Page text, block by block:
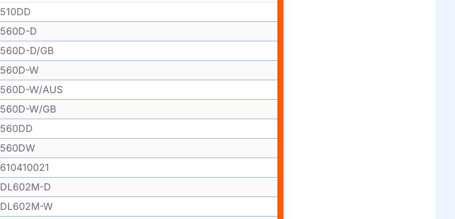
510DD
560D-D
560D-D/GB
560D-W
560D-W/AUS
560D-W/GB
560DD
560DW
610410021
DL602M-D
DL602M-W